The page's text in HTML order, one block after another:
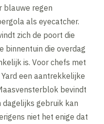
blauwe regen
als eyecatcher.
zich de poort die
binnentuin die overdag
is. Voor chefs met
een aantrekkelijke
bevindt
dagelijks gebruik kan
niet het enige dat